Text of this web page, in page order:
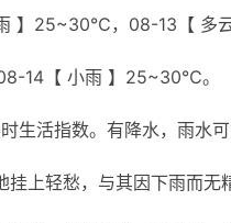
】25~30℃，08-13【 多云
14【 小雨 】25~30℃。
生活指数。有降水，雨水
挂上轻愁，与其因下雨而无